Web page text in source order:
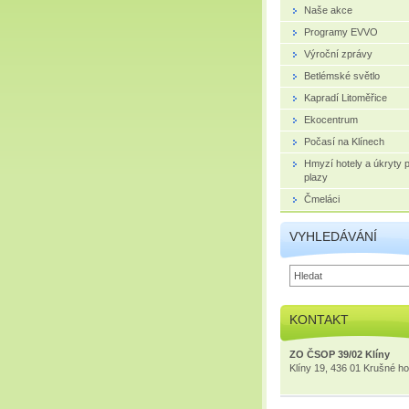
Naše akce
Programy EVVO
Výroční zprávy
Betlémské světlo
Kapradí Litoměřice
Ekocentrum
Počasí na Klínech
Hmyzí hotely a úkryty
plazy
Čmeláci
VYHLEDÁVÁNÍ
KONTAKT
ZO ČSOP 39/02 Klíny
Klíny 19, 436 01 Krušné